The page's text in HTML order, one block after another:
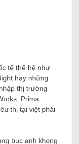
tế thế hệ như
hay những
thị trường
Prima
thị tại việt phái